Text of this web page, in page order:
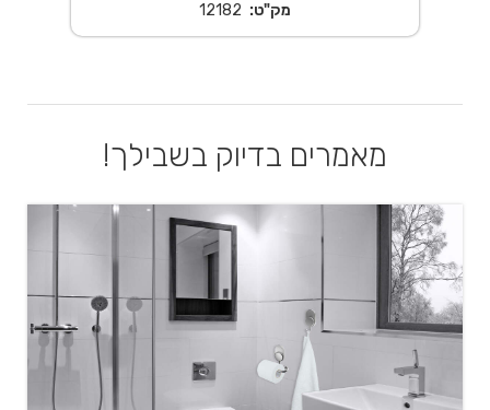
מק"ט: 12182
מאמרים בדיוק בשבילך!